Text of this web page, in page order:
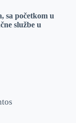
sa početkom u
službe u